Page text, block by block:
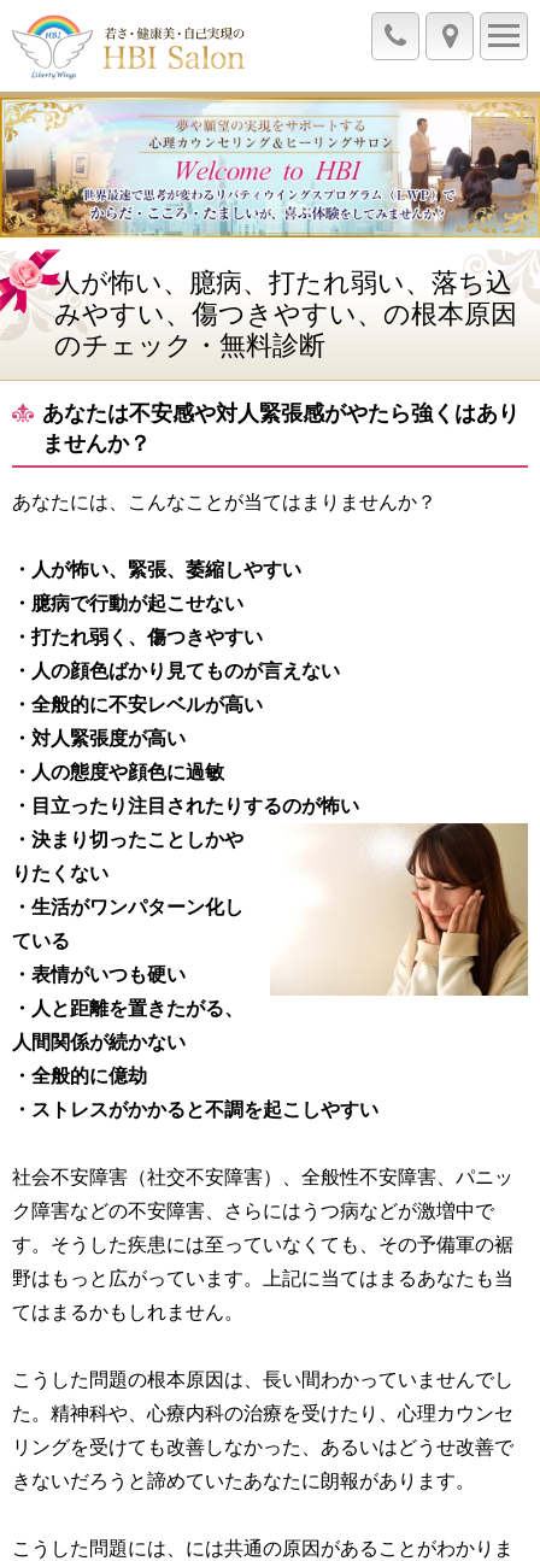
人が怖い、臆病、打たれ弱い、落ち込
みやすい、傷つきやすい、の根本原因
のチェック・無料診断
あなたは不安感や対人緊張感がやたら強くはあり
ませんか？
あなたには、こんなことが当てはまりませんか？
・人が怖い、緊張、萎縮しやすい
・臆病で行動が起こせない
・打たれ弱く、傷つきやすい
・人の顔色ばかり見てものが言えない
・全般的に不安レベルが高い
・対人緊張度が高い
・人の態度や顔色に過敏
・目立ったり注目されたりするのが怖い
・決まり切ったことしかや
りたくない
・生活がワンパターン化し
ている
・表情がいつも硬い
・人と距離を置きたがる、
人間関係が続かない
・全般的に億劫
・ストレスがかかると不調を起こしやすい
社会不安障害（社交不安障害）、全般性不安障害、パニッ
ク障害などの不安障害、さらにはうつ病などが激増中で
す。そうした疾患には至っていなくても、その予備軍の裾
野はもっと広がっています。上記に当てはまるあなたも当
てはまるかもしれません。
こうした問題の根本原因は、長い間わかっていませんでし
た。精神科や、心療内科の治療を受けたり、心理カウンセ
リングを受けても改善しなかった、あるいはどうせ改善で
きないだろうと諦めていたあなたに朗報があります。
こうした問題には、には共通の原因があることがわかりま